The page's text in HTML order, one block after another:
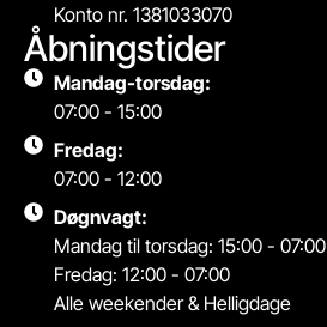
Konto nr. 1381033070
Åbningstider
Mandag-torsdag:
07:00 - 15:00
Fredag:
07:00 - 12:00
Døgnvagt:
Mandag til torsdag: 15:00 - 07:00
Fredag: 12:00 - 07:00
Alle weekender & Helligdage